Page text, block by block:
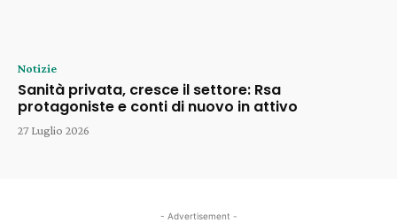
Notizie
Sanità privata, cresce il settore: Rsa
protagoniste e conti di nuovo in attivo
27 Luglio 2026
- Advertisement -